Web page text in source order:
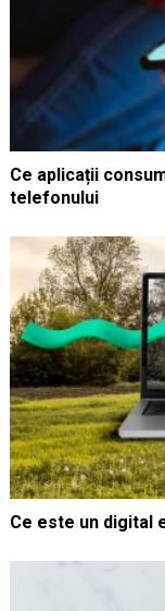
Ce aplicații
telefonului
Ce este un digital